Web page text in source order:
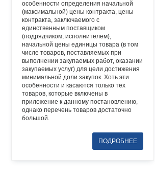
особенности определения начальной
(максимальной) цены контракта, цены
контракта, заключаемого с
единственным поставщиком
(подрядчиком, исполнителем),
начальной цены единицы товара (в том
числе товаров, поставляемых при
выполнении закупаемых работ, оказании
закупаемых услуг) для цели достижения
минимальной доли закупок. Хоть эти
особенности и касаются только тех
товаров, которые включены в
приложение к данному постановлению,
однако перечень товаров достаточно
большой.